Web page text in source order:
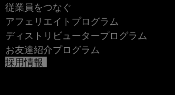
従業員をつなぐ
アフェリエイトプログラム
ディストリビュータープログラム
お友達紹介プログラム
採用情報